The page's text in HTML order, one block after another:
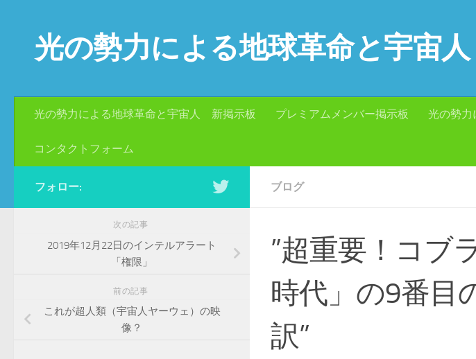
光の勢力による地球革命と宇宙人
光の勢力による地球革命と宇宙人 新掲示板 プレミアムメンバー掲示板 光の勢
コンタクトフォーム
ブログ
”超重要！コブ
時代」の9番目
訳”
フォロー:
次の記事
2019年12月22日のインテルアラート
「権限」
前の記事
これが超人類（宇宙人ヤーウェ）の映
像？